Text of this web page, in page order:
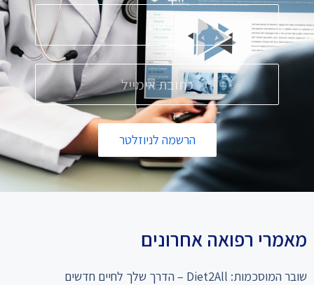
הרשמה לניוזלטר
מאמרי רפואה אחרונים
שובר המוסכמות: Diet2All – הדרך שלך לחיים חדשים